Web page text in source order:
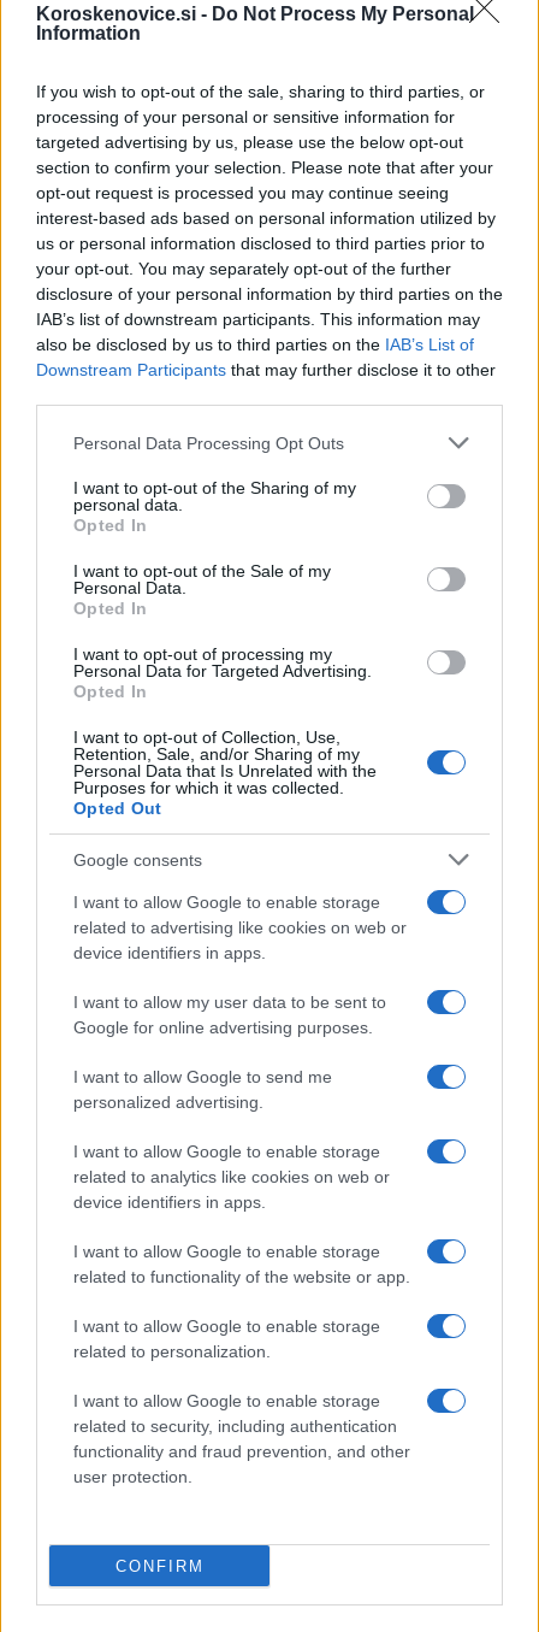
Koroskenovice.si - Do Not Process My Personal
Information
If you wish to opt-out of the sale, sharing to third parties, or
processing of your personal or sensitive information for
targeted advertising by us, please use the below opt-out
section to confirm your selection. Please note that after your
opt-out request is processed you may continue seeing
interest-based ads based on personal information utilized by
us or personal information disclosed to third parties prior to
your opt-out. You may separately opt-out of the further
disclosure of your personal information by third parties on the
IAB’s list of downstream participants. This information may
also be disclosed by us to third parties on the IAB’s List of
Downstream Participants that may further disclose it to other
Please note that this website/app uses one or more Google
not limited to your visit or usage behaviour. You may click to
grant or deny consent to Google and its third-party tags to
use your data for below specified purposes in below Google
consent section.
Personal Data Processing Opt Outs
I want to opt-out of the Sharing of my
personal data.
Opted In
I want to opt-out of the Sale of my
Personal Data.
Opted In
I want to opt-out of processing my
Personal Data for Targeted Advertising.
Opted In
I want to opt-out of Collection, Use,
Retention, Sale, and/or Sharing of my
Personal Data that Is Unrelated with the
Purposes for which it was collected.
Opted Out
Google consents
I want to allow Google to enable storage
related to advertising like cookies on web or
device identifiers in apps.
I want to allow my user data to be sent to
Google for online advertising purposes.
I want to allow Google to send me
personalized advertising.
I want to allow Google to enable storage
related to analytics like cookies on web or
device identifiers in apps.
I want to allow Google to enable storage
related to functionality of the website or app.
I want to allow Google to enable storage
related to personalization.
I want to allow Google to enable storage
related to security, including authentication
functionality and fraud prevention, and other
user protection.
CONFIRM
nevladnimi organizacijami,ki organizirajo različne
bus in spremljali otroke nižjih razredov v šolo v petih
občinah. Udeležili so se Evropskega Tedna športa,
sodelovali so v Evropskem Tednu mobilnosti - Dan brez
avtomobilov. Vključili so se v Teden vseživljenjskega
učenja - Parada učenja, vključeni so bili v še veliko
drugih lokalnih prireditev po vsej Sloveniji, saj nnjihove
skupine delujejo po večini slovenskih regij.
Odzvali so se povabilu na osrednjo prireditev novega
državnega praznika športaDan slovenskega športa
na Trgu republike v Ljubljani in sicer 23. 9. 2020.
Njihova udeležba je bila vidna po vseh medijih, saj
oranžna barva Šole zdravja zelo izstopa.
1 mesec brezplačno! Beri brez oglasov Preizkusi zdaj
Udeležili so se vseslovenskega projekta “Korak
zase, korak za sladkorčke” v organizaciji
Čebelarske zveze Slovenije.
ozavestiti splošno javnost o sladkorni bolezni,
predvsem o zdravem načinu življenja, ki poleg ustrezne
prehrane vključuje tudi gibanje;
Kot primer dobre prakse so omenjeni v priročniku
»Aktivni in zdravi starejši«
, ki je nastal v okviru
mednarodnega projekta ProAge (Preparation for Active
komisije. Predstavili so jih kot primer dobre prakse
(skupina Javornik - Ravne na Koroškem);
Kljub nekaj, zaradi epidemije, odpovedanim
usposabljanjem in predavanjem, jim je uspelo izpeljati
5 usposabljanj za prostovoljce
vaje "1000 gibov" in16 predavanj, od tega 11 prek
zooma in 5 predavanj v živo.
zdravja in z njihovimi namestniki, katerih se je skupno
udeležilo273 prostovoljk in prostovoljcev.